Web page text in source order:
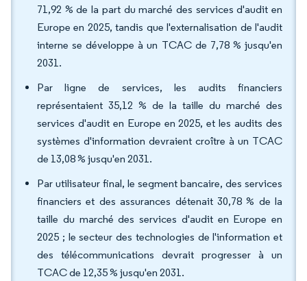
71,92 % de la part du marché des services d'audit en
Europe en 2025, tandis que l'externalisation de l'audit
interne se développe à un TCAC de 7,78 % jusqu'en
2031.
Par ligne de services, les audits financiers
représentaient 35,12 % de la taille du marché des
services d'audit en Europe en 2025, et les audits des
systèmes d'information devraient croître à un TCAC
de 13,08 % jusqu'en 2031.
Par utilisateur final, le segment bancaire, des services
financiers et des assurances détenait 30,78 % de la
taille du marché des services d'audit en Europe en
2025 ; le secteur des technologies de l'information et
des télécommunications devrait progresser à un
TCAC de 12,35 % jusqu'en 2031.